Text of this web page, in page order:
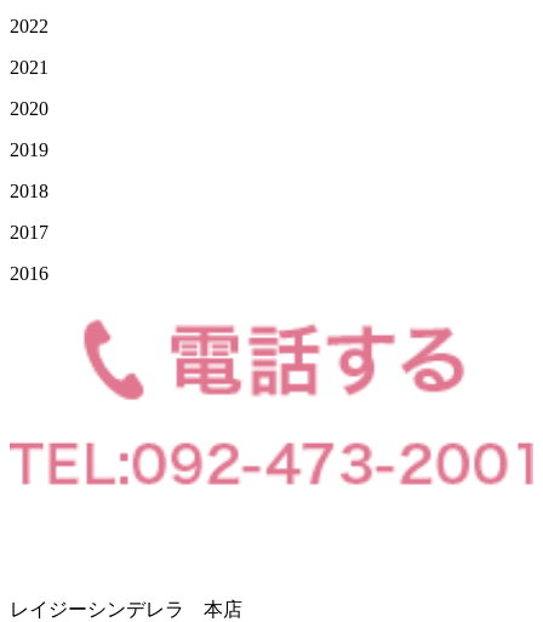
2022
2021
2020
2019
2018
2017
2016
レイジーシンデレラ 本店